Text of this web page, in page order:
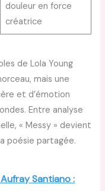
douleur en force
créatrice
de Lola Young
mais une
et d’émotion
Entre analyse
« Messy » devient
poésie partagée.
Santiano :